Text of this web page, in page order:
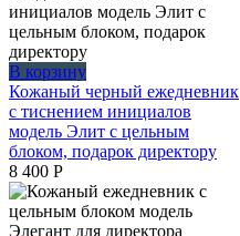
В корзину
Кожаный черный ежедневник
с тиснением инициалов
модель Элит с цельным
блоком, подарок директору
8 400 Р